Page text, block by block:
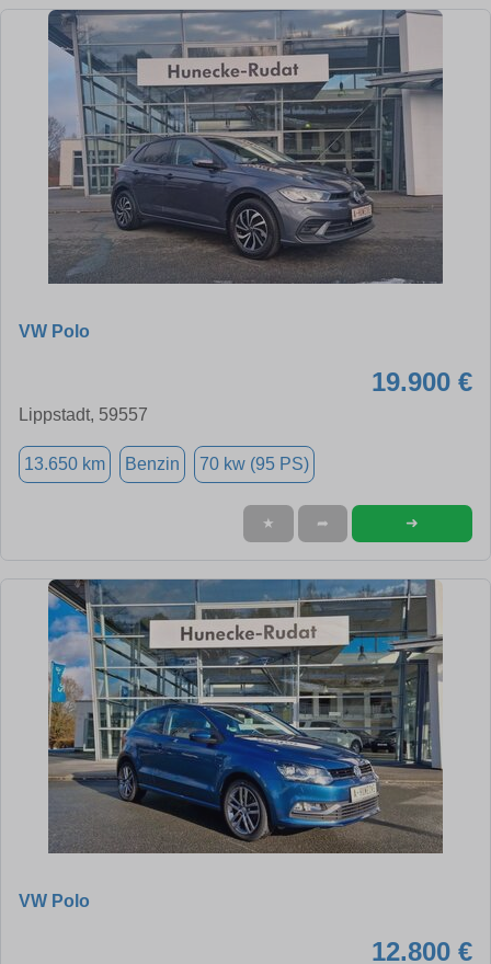
VW Polo
19.900 €
Lippstadt, 59557
13.650 km Benzin 70 kw (95 PS)
★ ➦ ➜
VW Polo
12.800 €